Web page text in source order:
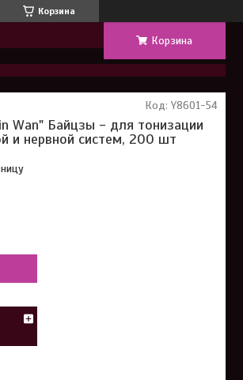
Корзина
Корзина
Wan" Байцзы - для тонизации
и нервной систем, 200 шт
Код: Y8601-54